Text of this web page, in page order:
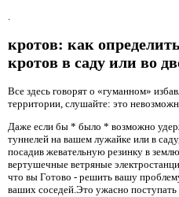
кротов: как
кротов в саду или во
Все здесь говорят о «гуманном»
территории, слушайте: это
Даже если бы * было * возможно
туннелей на вашем лужайке или в
посадив жевательную резинку в
вертушечные ветряные
что вы Готово - решить вашу
ваших соседей.Это ужасно поступать